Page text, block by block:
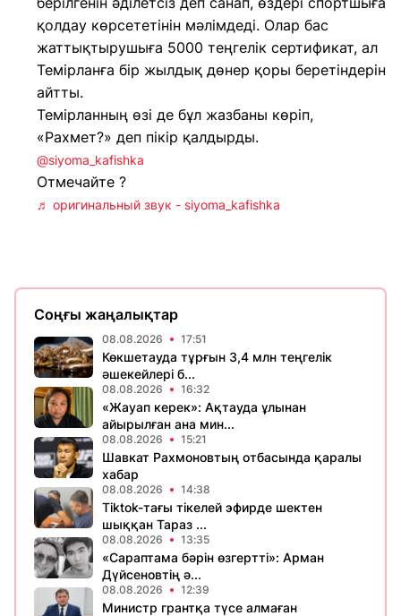
қолдау көрсететінін мәлімдеді. Олар бас
жаттықтырушыға 5000 теңгелік сертификат, ал
Темірланға бір жылдық дөнер қоры беретіндерін
айтты.
Темірланның өзі де бұл жазбаны көріп,
«Рахмет?» деп пікір қалдырды.
@siyoma_kafishka
Отмечайте ?
♬ оригинальный звук - siyoma_kafishka
Соңғы жаңалықтар
08.08.2026 17:51
Көкшетауда тұрғын 3,4 млн теңгелік
әшекейлері б...
08.08.2026 16:32
«Жауап керек»: Ақтауда ұлынан
айырылған ана мин...
08.08.2026 15:21
Шавкат Рахмоновтың отбасында қаралы
хабар
08.08.2026 14:38
Tiktok-тағы тікелей эфирде шектен
шыққан Тараз ...
08.08.2026 13:35
«Сараптама бәрін өзгертті»: Арман
Дүйсеновтің ә...
08.08.2026 12:39
Министр грантқа түсе алмаған